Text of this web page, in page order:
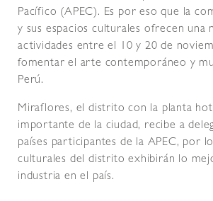
Pacífico (APEC). Es por eso que la
y sus espacios culturales ofrecen una
actividades entre el 10 y 20 de
fomentar el arte contemporáneo y
Perú.
Miraflores, el distrito con la planta
importante de la ciudad, recibe a
países participantes de la APEC, por
culturales del distrito exhibirán lo
industria en el país.